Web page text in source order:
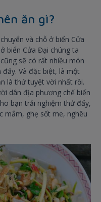
ăn gì?
và chỗ ở biển Cửa
biển Cửa Đại chúng ta
sẽ có rất nhiều món
Và đặc biệt, là một
là thứ tuyệt vời nhất rồi.
dân địa phương chế biến
bạn trải nghiệm thử đấy,
mắm, ghẹ sốt me, nghêu